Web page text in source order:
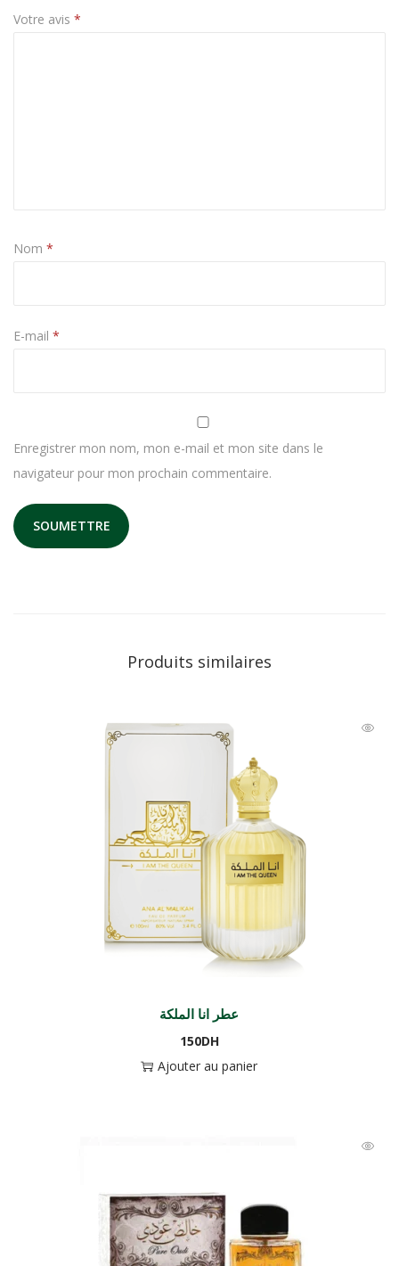
Votre avis *
Nom *
E-mail *
Enregistrer mon nom, mon e-mail et mon site dans le
navigateur pour mon prochain commentaire.
Produits similaires
عطر انا الملكة
150DH
Ajouter au panier